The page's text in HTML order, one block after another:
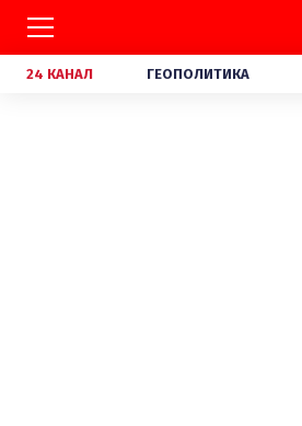
24 КАНАЛ ГЕОПОЛИТИКА